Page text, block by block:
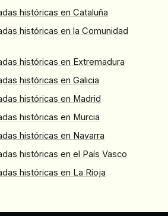
históricas en Cataluña
históricas en la Comunidad
históricas en Extremadura
históricas en Galicia
históricas en Madrid
históricas en Murcia
históricas en Navarra
históricas en el País Vasco
históricas en La Rioja